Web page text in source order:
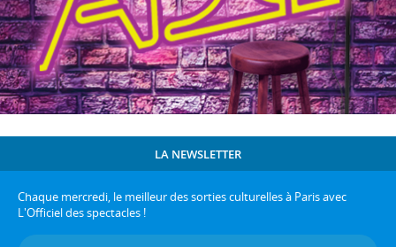
LA NEWSLETTER
Chaque mercredi, le meilleur des sorties culturelles à Paris avec
L'Officiel des spectacles !